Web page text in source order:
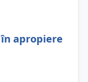
apropiere